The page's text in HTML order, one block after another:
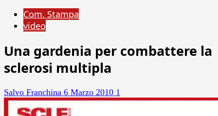
Com. Stampa
video
Una gardenia per combattere la
sclerosi multipla
Salvo Franchina 6 Marzo 2010 1